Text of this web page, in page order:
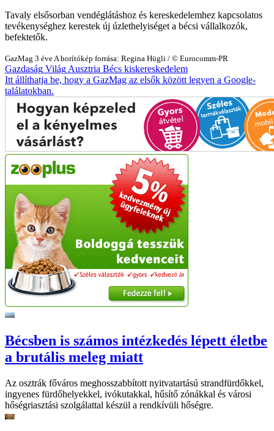
Tavaly elsősorban vendéglátáshoz és kereskedelemhez kapcsolatos
tevékenységhez kerestek új úzlethelyiséget a bécsi vállalkozók,
befektetők.
GazMag 3 éve A borítókép forrása: Regina Hügli / © Eurocomm-PR
Gazdaság Világ Ausztria Bécs kiskereskedelem
Itt állíthatja be, hogy a GazMag az elsők között legyen a Google-
találatokban.
Bécsben is számos intézkedés lépett életbe
a brutális meleg miatt
Az osztrák főváros meghosszabbított nyitvatartású strandfürdőkkel,
ingyenes fürdőhelyekkel, ivókutakkal, hűsítő zónákkal és városi
hőségriasztási szolgálattal készül a rendkívüli hőségre.